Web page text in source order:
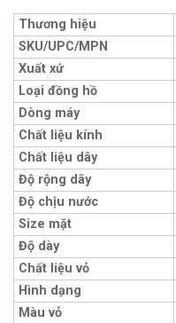
Thương hiệu
SKU/UPC/MPN
Xuất xứ
Loại đồng hồ
Dòng máy
Chất liệu kính
Chất liệu dây
Độ rộng dây
Độ chịu nước
Size mặt
Độ dày
Chất liệu vỏ
Hình dạng
Màu vỏ